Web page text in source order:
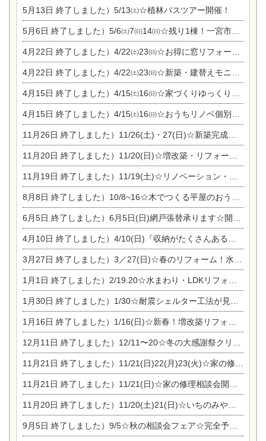
5月13日 終了しました）5/13㈯☆植林バスツアー開催！
5月6日 終了しました）5/6㈯7㈰14㈰☆残り1棟！一宮市限定モニター募集相談会(新築・建替え)
4月22日 終了しました）4/22㈯23㈰☆お得に窓リフォーム個別相談会
4月22日 終了しました）4/22㈯23㈰☆新築・建替えモニター募集個別相談会
4月15日 終了しました）4/15㈯16㈰☆家づくりゆっくりじっくり個別相談会
4月15日 終了しました）4/15㈯16㈰☆おうちリノベ個別相談会
11月26日 終了しました）11/26(土)・27(日)☆新築完成見学会 in一宮市あずら
11月20日 終了しました）11/20(日)☆増改築・リフォームまつり＆秋の味覚まつり＆芸術祭
11月19日 終了しました）11/19(土)☆リノベーション・家の修理まつり＆増改築・リフォームまつりin扶桑ゴルフ
8月8日 終了しました）10/8~16☆木でつくる平屋のおうちのつくり方【完全予約制】
6月5日 終了しました）6月5日(日)網戸張替承ります☆開催！
4月10日 終了しました）4/10(日)『収納がたくさんあるおうち現場見学会』
3月27日 終了しました）3／27(日)☆春のリフォーム！水まわりLDKリフォーム相談会&今がチャンス！エアコン相談会
1月1日 終了しました）2/19.20☆水まわり・LDKリフォーム相談会＆エアコン相談会
1月30日 終了しました）1/30☆耐震シェルター工法が見れる完成見学会
1月16日 終了しました）1/16(日)☆新春！増改築リフォーム&家の修理まつり
12月11日 終了しました）12/11〜20☆冬の大感謝祭クリスマス相談会開催
11月21日 終了しました）11/21(日)22(月)23(火)☆家の修理まつり＆増改築リフォーム相談会
11月21日 終了しました）11/21(日)☆家の修理相談会開催 in 扶桑オークビレッジ
11月20日 終了しました）11/20(土)21(日)☆いちのみや逸品市に出店します【ひのきのバラ販売】
9月5日 終了しました）9/5☆秋の相談会フェア☆完全予約制